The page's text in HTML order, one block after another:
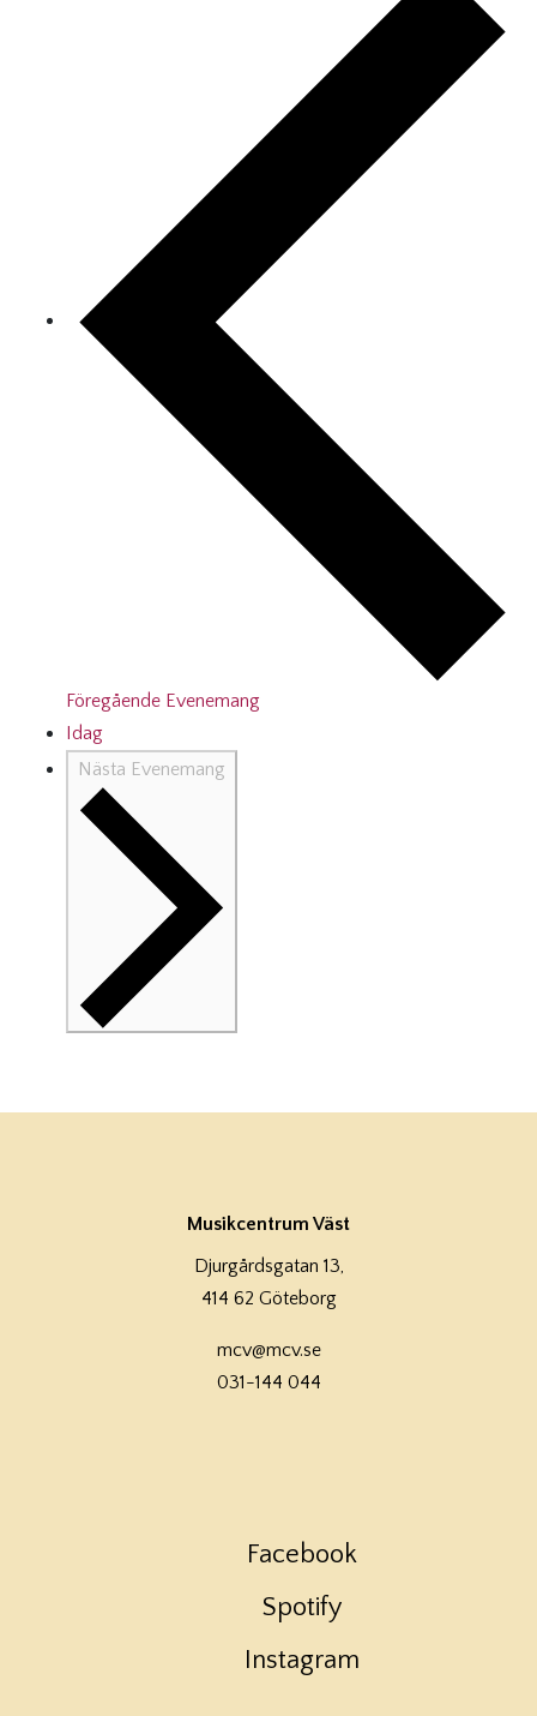
Föregående Evenemang
Idag
Nästa Evenemang
Musikcentrum Väst
Djurgårdsgatan 13,
414 62 Göteborg
mcv@mcv.se
031-144 044
Facebook
Spotify
Instagram